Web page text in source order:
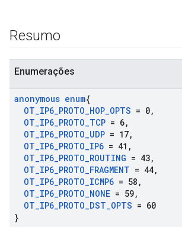
Resumo
Enumerações
anonymous enum{
OT_IP6_PROTO_HOP_OPTS = 0,
OT_IP6_PROTO_TCP = 6,
OT_IP6_PROTO_UDP = 17,
OT_IP6_PROTO_IP6 = 41 ,
OT_IP6_PROTO_ROUTING = 43,
OT_IP6_PROTO_FRAGMENT = 44,
OT_IP6_PROTO_ICMP6 = 58 ,
OT_IP6_PROTO_NONE = 59,
OT_IP6_PROTO_DST_OPTS = 60
}